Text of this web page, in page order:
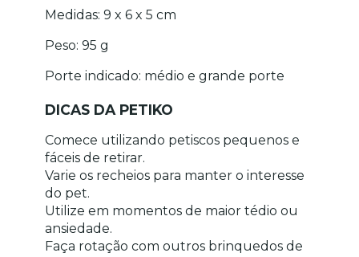
Medidas: 9 x 6 x 5 cm
Peso: 95 g
Porte indicado: médio e grande porte
DICAS DA PETIKO
Comece utilizando petiscos pequenos e
fáceis de retirar.
Varie os recheios para manter o interesse
do pet.
Utilize em momentos de maior tédio ou
ansiedade.
Faça rotação com outros brinquedos de